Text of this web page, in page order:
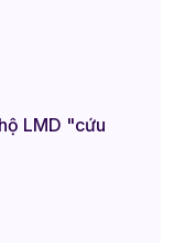
LMD "cứu